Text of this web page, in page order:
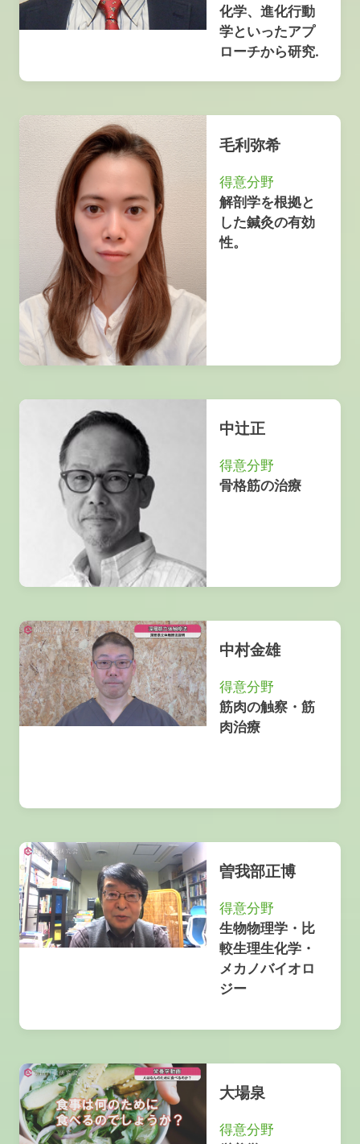
化学、進化行動
学といったアプ
ローチから研究.
毛利弥希
得意分野
解剖学を根拠と
した鍼灸の有効
性。
中辻正
得意分野
骨格筋の治療
中村金雄
得意分野
筋肉の触察・筋
肉治療
曽我部正博
得意分野
生物物理学・比
較生理生化学・
メカノバイオロ
ジー
大場泉
得意分野